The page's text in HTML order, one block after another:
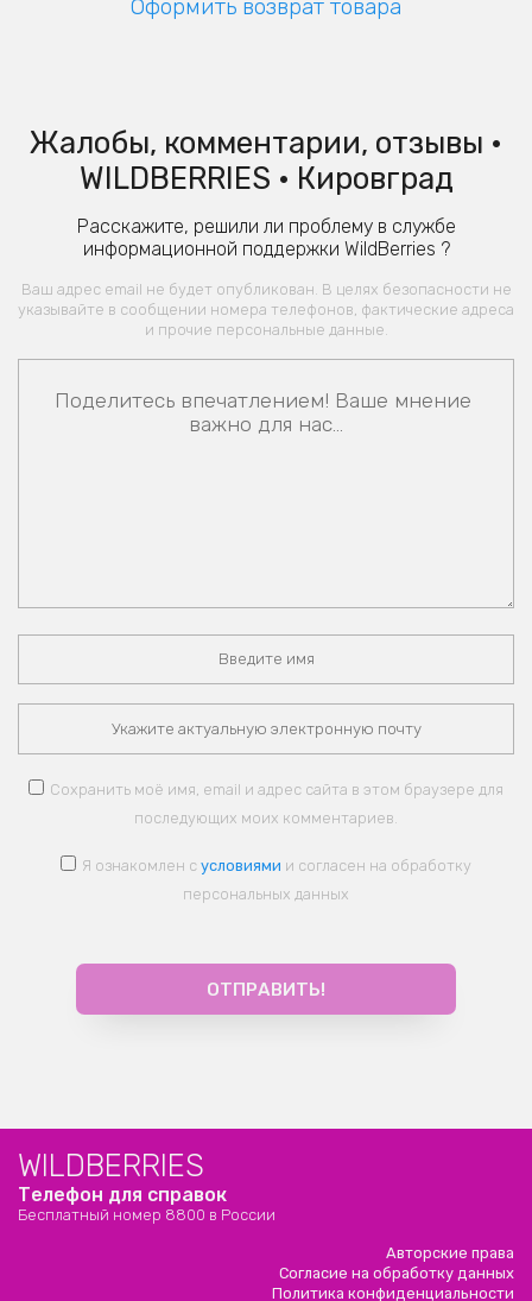
Оформить возврат товара
Жалобы, комментарии, отзывы •
WILDBERRIES • Кировград
Расскажите, решили ли проблему в службе
информационной поддержки WildBerries ?
Ваш адрес email не будет опубликован. В целях безопасности не
указывайте в сообщении номера телефонов, фактические адреса
и прочие персональные данные.
Сохранить моё имя, email и адрес сайта в этом браузере для
последующих моих комментариев.
Я ознакомлен с условиями и согласен на обработку
персональных данных
WILDBERRIES
Телефон для справок
Бесплатный номер 8800 в России
Авторские права
Согласие на обработку данных
Политика конфиденциальности